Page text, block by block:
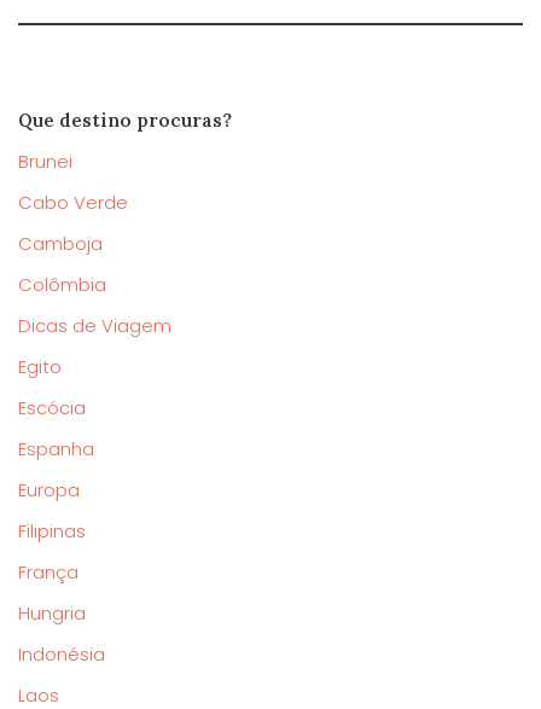
Que destino procuras?
Brunei
Cabo Verde
Camboja
Colômbia
Dicas de Viagem
Egito
Escócia
Espanha
Europa
Filipinas
França
Hungria
Indonésia
Laos